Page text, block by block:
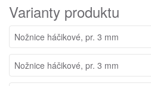
Varianty produktu
Nožnice háčikové, pr. 3 mm
Nožnice háčikové, pr. 3 mm